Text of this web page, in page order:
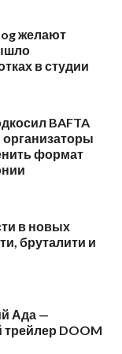
желают
в студии
BAFTA
организаторы
формат
в новых
бруталити и
Ада —
трейлер DOOM